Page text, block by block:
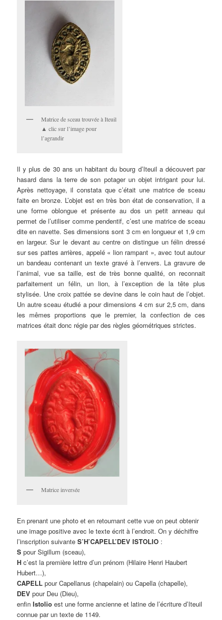
Matrice de sceau trouvée à Iteuil
▲ clic sur l’image pour
l’agrandir
Il y plus de 30 ans un habitant du bourg d’Iteuil a découvert par
hasard dans la terre de son potager un objet intrigant pour lui.
Après nettoyage, il constata que c’était une matrice de sceau
faite en bronze. L’objet est en très bon état de conservation, il a
une forme oblongue et présente au dos un petit anneau qui
permet de l’utiliser comme pendentif, c’est une matrice de sceau
dite en navette. Ses dimensions sont 3 cm en longueur et 1,9 cm
en largeur. Sur le devant au centre on distingue un félin dressé
sur ses pattes arrières, appelé « lion rampant », avec tout autour
un bandeau contenant un texte gravé à l’envers. La gravure de
l’animal, vue sa taille, est de très bonne qualité, on reconnait
parfaitement un félin, un lion, à l’exception de la tête plus
stylisée. Une croix pattée se devine dans le coin haut de l’objet.
Un autre sceau étudié a pour dimensions 4 cm sur 2,5 cm, dans
les mêmes proportions que le premier, la confection de ces
matrices était donc régie par des règles géométriques strictes.
Matrice inversée
En prenant une photo et en retournant cette vue on peut obtenir
une image positive avec le texte écrit à l’endroit. On y déchiffre
l’inscription suivanteS’H’CAPELL’DEV ISTOLIO :
S pour Sigillum (sceau),
H c’est la première lettre d’un prénom (Hilaire Henri Haubert
Hubert…),
CAPELL pour Capellanus (chapelain) ou Capella (chapelle),
DEV pour Deu (Dieu),
enfinIstolio est une forme ancienne et latine de l’écriture d’Iteuil
connue par un texte de 1149.